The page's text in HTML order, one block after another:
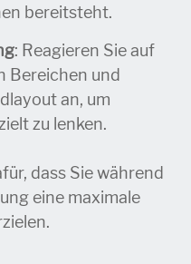
bereitsteht.
: Reagieren Sie auf
Bereichen und
an, um
zu lenken.
dass Sie während
eine maximale